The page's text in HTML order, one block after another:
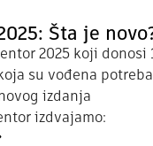
Šta je
2025 koji donosi
su vođena
izdanja
izdvajamo: